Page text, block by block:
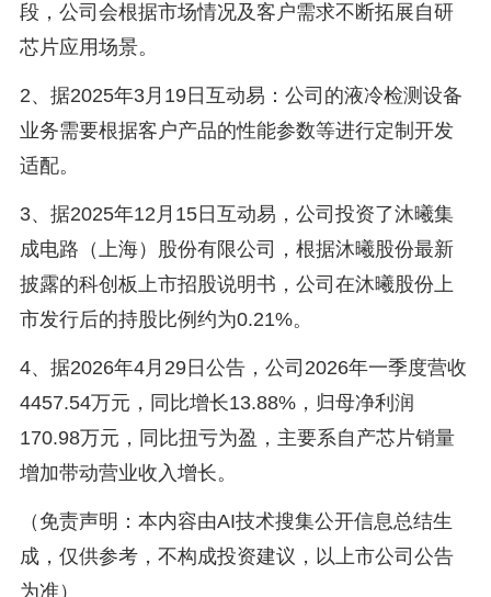
段，公司会根据市场情况及客户需求不断拓展自研
芯片应用场景。
2、据2025年3月19日互动易：公司的液冷检测设备
业务需要根据客户产品的性能参数等进行定制开发
适配。
3、据2025年12月15日互动易，公司投资了沐曦集
成电路（上海）股份有限公司，根据沐曦股份最新
披露的科创板上市招股说明书，公司在沐曦股份上
市发行后的持股比例约为0.21%。
4、据2026年4月29日公告，公司2026年一季度营收
4457.54万元，同比增长13.88%，归母净利润
170.98万元，同比扭亏为盈，主要系自产芯片销量
增加带动营业收入增长。
（免责声明：本内容由AI技术搜集公开信息总结生
成，仅供参考，不构成投资建议，以上市公司公告
为准）